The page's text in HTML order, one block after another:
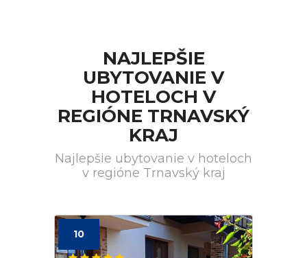
NAJLEPŠIE
UBYTOVANIE V
HOTELOCH V
REGIÓNE TRNAVSKÝ
KRAJ
Najlepšie ubytovanie v hoteloch
v regióne Trnavský kraj
10